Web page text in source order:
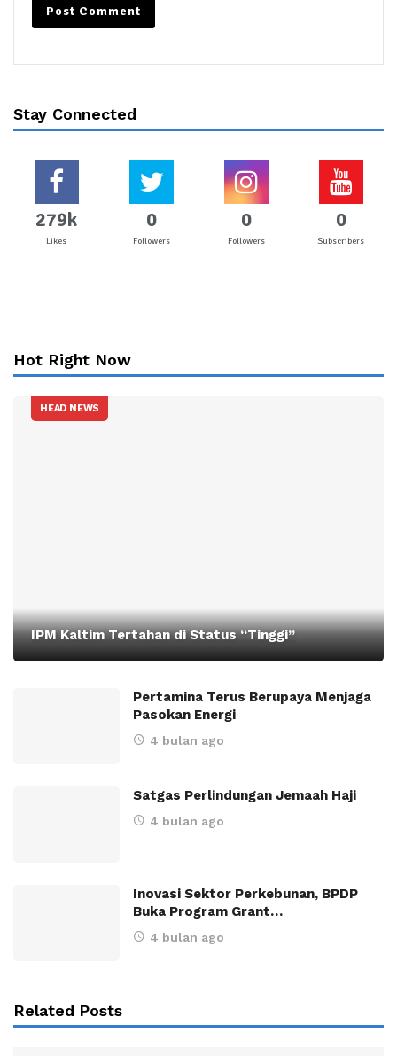
Stay Connected
279k
Likes
0
Followers
0
Followers
0
Subscribers
Hot Right Now
HEAD NEWS
IPM Kaltim Tertahan di Status “Tinggi”
Pertamina Terus Berupaya Menjaga
Pasokan Energi
4 bulan ago
Satgas Perlindungan Jemaah Haji
4 bulan ago
Inovasi Sektor Perkebunan, BPDP
Buka Program Grant…
4 bulan ago
Related Posts